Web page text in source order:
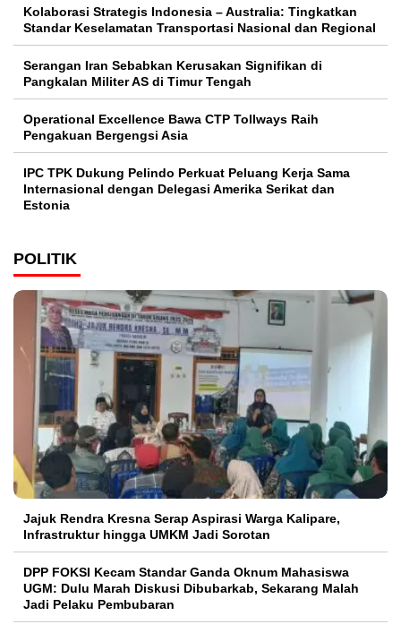
Kolaborasi Strategis Indonesia – Australia: Tingkatkan
Standar Keselamatan Transportasi Nasional dan Regional
Serangan Iran Sebabkan Kerusakan Signifikan di
Pangkalan Militer AS di Timur Tengah
Operational Excellence Bawa CTP Tollways Raih
Pengakuan Bergengsi Asia
IPC TPK Dukung Pelindo Perkuat Peluang Kerja Sama
Internasional dengan Delegasi Amerika Serikat dan
Estonia
POLITIK
Jajuk Rendra Kresna Serap Aspirasi Warga Kalipare,
Infrastruktur hingga UMKM Jadi Sorotan
DPP FOKSI Kecam Standar Ganda Oknum Mahasiswa
UGM: Dulu Marah Diskusi Dibubarkab, Sekarang Malah
Jadi Pelaku Pembubaran